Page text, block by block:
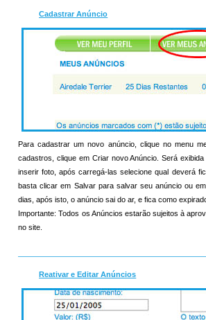
Cadastrar Anúncio
Para cadastrar um novo anúncio, clique no menu
cadastros, clique em Criar novo Anúncio. Será
inserir foto, após carregá-las selecione qual deverá
basta clicar em Salvar para salvar seu anúncio ou
dias, após isto, o anúncio sai do ar, e fica como
Importante: Todos os Anúncios estarão sujeitos à
no site.
Reativar e Editar Anúncios